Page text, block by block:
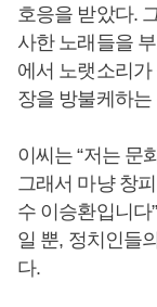
호응을 받았다.
사한 노래들을
에서 노랫소리
장을 방불케하
이씨는 “저는 문
그래서 마냥 창
수 이승환입니다
일 뿐, 정치인들
다.